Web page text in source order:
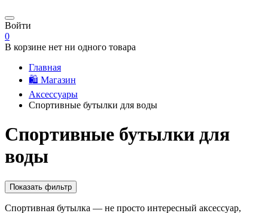
Войти
0
В корзине нет ни одного товара
Главная
🛍️ Магазин
Аксессуары
Спортивные бутылки для воды
Спортивные бутылки для
воды
Показать фильтр
Спортивная бутылка — не просто интересный аксессуар,